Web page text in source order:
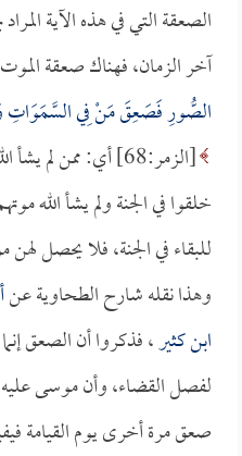
الصعقة التي في هذه الآية
آخر الزمان، فهناك صعقة
الصُّورِ فَصَعِقَ مَنْ فِي السَّمَوَاتِ
[الزمر:68] أي: ممن
خلقوا في الجنة ولم يشأ الله
للبقاء في الجنة، فلا يحصل
وهذا نقله شارح الطحاوية عن
ابن كثير، فذكروا أن الصعق
لفصل القضاء، وأن موسى
صعق مرة أخرى يوم القيامة